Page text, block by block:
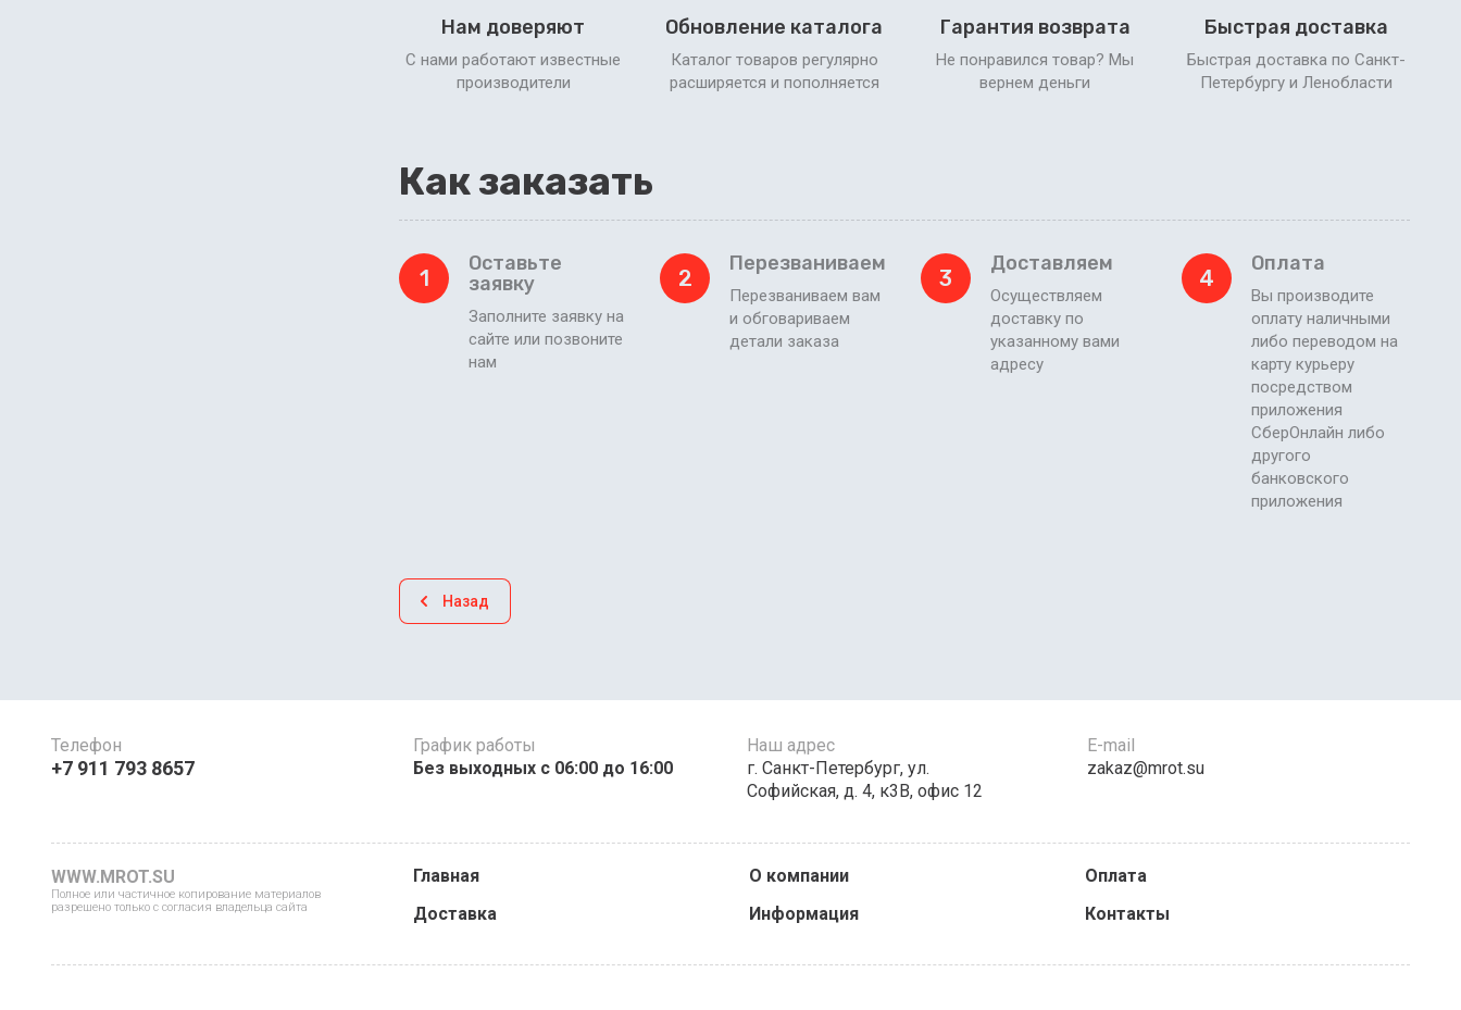
Нам доверяют
С нами работают известные
производители
Обновление каталога
Каталог товаров регулярно
расширяется и пополняется
Гарантия возврата
Не понравился товар? Мы
вернем деньги
Быстрая доставка
Быстрая доставка по Санкт-
Петербургу и Ленобласти
Как заказать
1
Оставьте
заявку
Заполните заявку на
сайте или позвоните
нам
2
Перезваниваем
Перезваниваем вам
и обговариваем
детали заказа
3
Доставляем
Осуществляем
доставку по
указанному вами
адресу
4
Оплата
Вы производите
оплату наличными
либо переводом на
карту курьеру
посредством
приложения
СберОнлайн либо
другого
банковского
приложения
Назад
Телефон
+7 911 793 8657
График работы
Без выходных c 06:00 до 16:00
Наш адрес
г. Санкт-Петербург, ул.
Софийская, д. 4, к3В, офис 12
E-mail
zakaz@mrot.su
WWW.MROT.SU
Полное или частичное копирование материалов
разрешено только с согласия владельца сайта
Главная О компании
Оплата
Доставка
Информация Контакты